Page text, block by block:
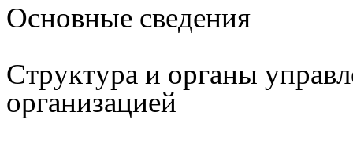
Основные сведения
Структура и органы
организацией